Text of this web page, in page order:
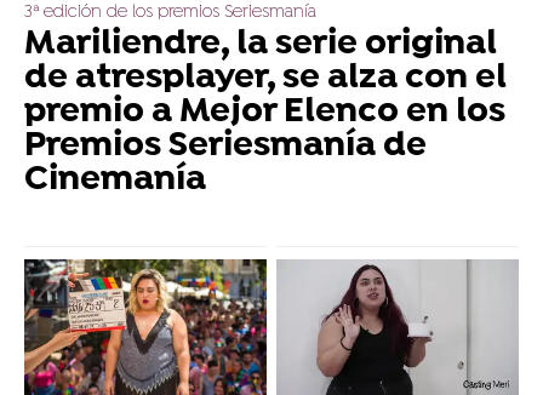
3ª edición de los premios Seriesmanía
Mariliendre, la serie original
de atresplayer, se alza con el
premio a Mejor Elenco en los
Premios Seriesmanía de
Cinemanía